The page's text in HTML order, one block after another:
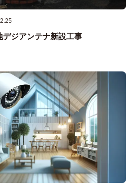
ジアンテナ新設工事